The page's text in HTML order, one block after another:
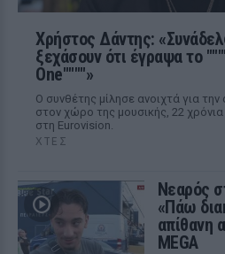
Χρήστος Δάντης:
ξεχάσουν ότι έγραψα το
One""""»
Ο συνθέτης μίλησε ανοιχτά για την
στον χώρο της μουσικής, 22
στη Eurovision.
ΧΤΕΣ
Νεαρός
«Πάω
απίθανη
MEGA